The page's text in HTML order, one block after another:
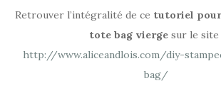
Retrouver l’intégralité de ce tutoriel
tote bag vierge sur le site
http://www.aliceandlois.com/diy-
bag/